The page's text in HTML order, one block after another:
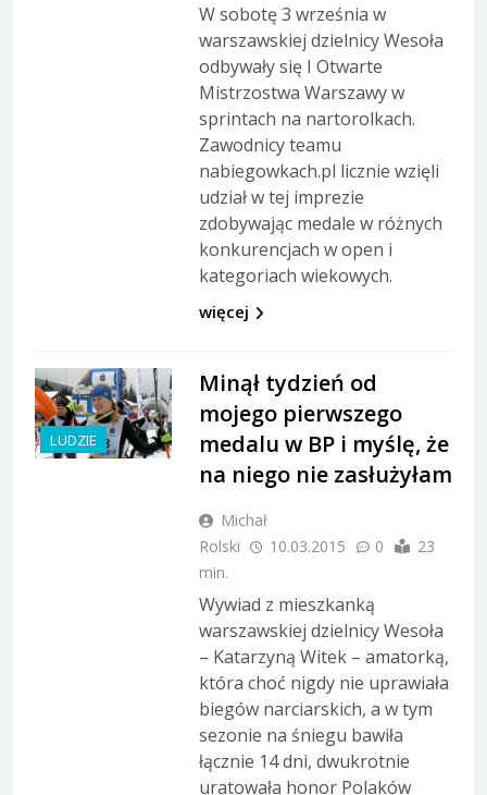
W sobotę 3 września w
warszawskiej dzielnicy Wesoła
odbywały się I Otwarte
Mistrzostwa Warszawy w
sprintach na nartorolkach.
Zawodnicy teamu
nabiegowkach.pl licznie wzięli
udział w tej imprezie
zdobywając medale w różnych
konkurencjach w open i
kategoriach wiekowych.
więcej
LUDZIE
Minął tydzień od
mojego pierwszego
medalu w BP i myślę, że
na niego nie zasłużyłam
Michał
Rolski
10.03.2015 0
23
min.
Wywiad z mieszkanką
warszawskiej dzielnicy Wesoła
– Katarzyną Witek – amatorką,
która choć nigdy nie uprawiała
biegów narciarskich, a w tym
sezonie na śniegu bawiła
łącznie 14 dni, dwukrotnie
uratowała honor Polaków